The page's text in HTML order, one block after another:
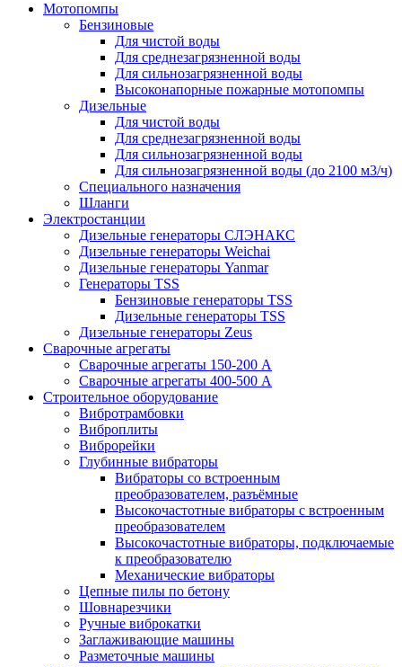
Мотопомпы
Бензиновые
Для чистой воды
Для среднезагрязненной воды
Для сильнозагрязненной воды
Высоконапорные пожарные мотопомпы
Дизельные
Для чистой воды
Для среднезагрязненной воды
Для сильнозагрязненной воды
Для сильнозагрязненной воды (до 2100 м3/ч)
Специального назначения
Шланги
Электростанции
Дизельные генераторы СЛЭНАКС
Дизельные генераторы Weichai
Дизельные генераторы Yanmar
Генераторы TSS
Бензиновые генераторы TSS
Дизельные генераторы TSS
Дизельные генераторы Zeus
Сварочные агрегаты
Сварочные агрегаты 150-200 А
Сварочные агрегаты 400-500 А
Строительное оборудование
Вибротрамбовки
Виброплиты
Виброрейки
Глубинные вибраторы
Вибраторы со встроенным
преобразователем, разъёмные
Высокочастотные вибраторы с встроенным
преобразователем
Высокочастотные вибраторы, подключаемые
к преобразователю
Механические вибраторы
Цепные пилы по бетону
Шовнарезчики
Ручные виброкатки
Заглаживающие машины
Разметочные машины